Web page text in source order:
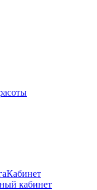
Кабинет
кабинет